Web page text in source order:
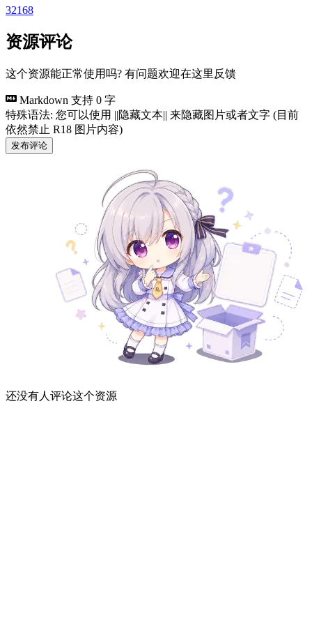
32168
资源评论
这个资源能正常使用吗? 有问题欢迎在这里反馈
Markdown 支持 0 字
特殊语法: 您可以使用 ||隐藏文本|| 来隐藏图片或者文字 (目前
依然禁止 R18 图片内容)
发布评论
还没有人评论这个资源